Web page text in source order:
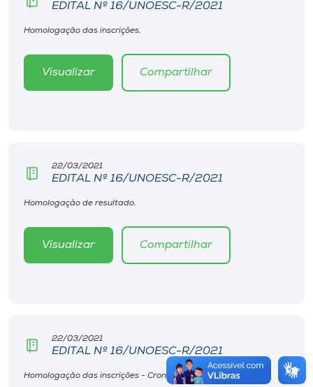
EDITAL Nº 16/UNOESC-R/2021
Homologação das inscrições.
Visualizar Compartilhar
22/03/2021
EDITAL Nº 16/UNOESC-R/2021
Homologação de resultado.
Visualizar Compartilhar
22/03/2021
EDITAL Nº 16/UNOESC-R/2021
Homologação das inscrições - Cronograma 2.